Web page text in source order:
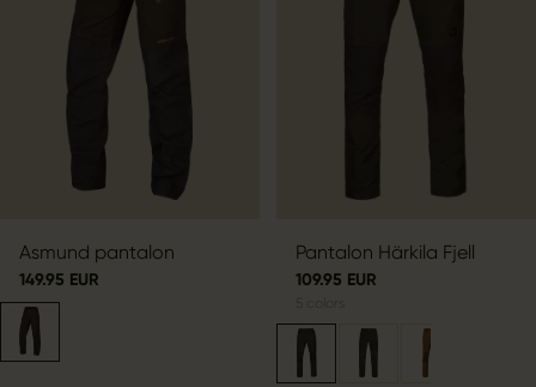
Asmund pantalon
149.95 EUR
Pantalon Härkila Fjell
109.95 EUR